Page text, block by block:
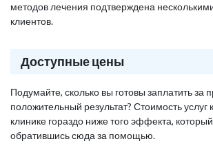
методов лечения подтверждена
клиентов.
Доступные цены
Подумайте, сколько вы готовы заплатить за
положительный результат? Стоимость
клинике гораздо ниже того эффекта,
обратившись сюда за помощью.